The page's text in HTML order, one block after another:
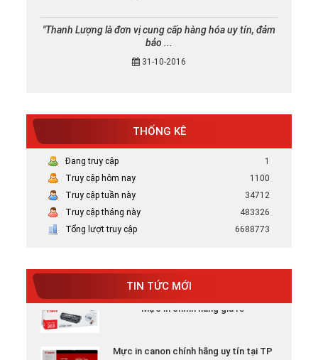
"Thanh Lượng là đơn vị cung cấp hàng hóa uy tín, đảm
bảo ...
31-10-2016
THỐNG KÊ
Đang truy cập
1
Truy cập hôm nay
1100
Truy cập tuần này
34712
Truy cập tháng này
483326
Tổng lượt truy cập
6688773
TIN TỨC MỚI
Mực in canon chính hãng uy tín tại TP
Bán Mực in Canon chính hãng uy tín tại
Tại sao nên chọn mực in HP chính hãng
Mực in chính hãng giá rẻ
HCM